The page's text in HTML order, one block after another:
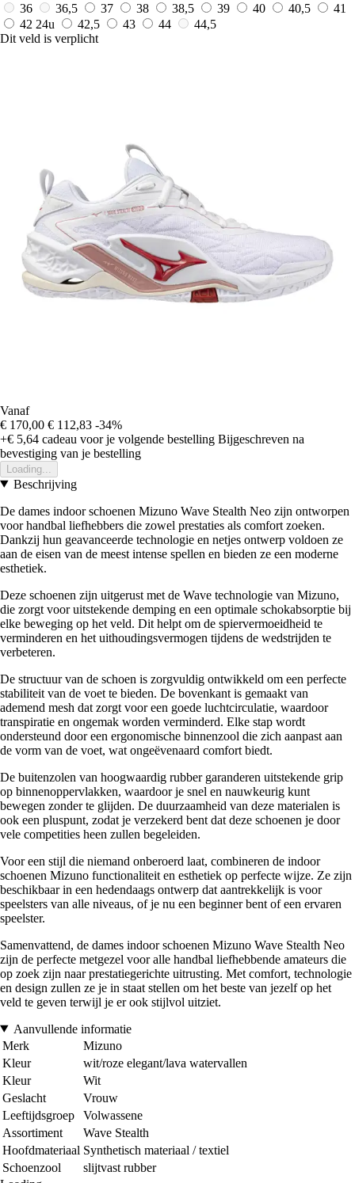
36
36,5 37 38 38,5 39 40 40,5
41
42 24u 42,5 43 44
44,5
Dit veld is verplicht
Vanaf
€ 170,00 € 112,83 -34%
+€ 5,64 cadeau voor je volgende bestelling Bijgeschreven na
bevestiging van je bestelling
Loading...
Beschrijving
De dames indoor schoenen Mizuno Wave Stealth Neo zijn ontworpen
voor handbal liefhebbers die zowel prestaties als comfort zoeken.
Dankzij hun geavanceerde technologie en netjes ontwerp voldoen ze
aan de eisen van de meest intense spellen en bieden ze een moderne
esthetiek.
Deze schoenen zijn uitgerust met de Wave technologie van Mizuno,
die zorgt voor uitstekende demping en een optimale schokabsorptie bij
elke beweging op het veld. Dit helpt om de spiervermoeidheid te
verminderen en het uithoudingsvermogen tijdens de wedstrijden te
verbeteren.
De structuur van de schoen is zorgvuldig ontwikkeld om een perfecte
stabiliteit van de voet te bieden. De bovenkant is gemaakt van
ademend mesh dat zorgt voor een goede luchtcirculatie, waardoor
transpiratie en ongemak worden verminderd. Elke stap wordt
ondersteund door een ergonomische binnenzool die zich aanpast aan
de vorm van de voet, wat ongeëvenaard comfort biedt.
De buitenzolen van hoogwaardig rubber garanderen uitstekende grip
op binnenoppervlakken, waardoor je snel en nauwkeurig kunt
bewegen zonder te glijden. De duurzaamheid van deze materialen is
ook een pluspunt, zodat je verzekerd bent dat deze schoenen je door
vele competities heen zullen begeleiden.
Voor een stijl die niemand onberoerd laat, combineren de indoor
schoenen Mizuno functionaliteit en esthetiek op perfecte wijze. Ze zijn
beschikbaar in een hedendaags ontwerp dat aantrekkelijk is voor
speelsters van alle niveaus, of je nu een beginner bent of een ervaren
speelster.
Samenvattend, de dames indoor schoenen Mizuno Wave Stealth Neo
zijn de perfecte metgezel voor alle handbal liefhebbende amateurs die
op zoek zijn naar prestatiegerichte uitrusting. Met comfort, technologie
en design zullen ze je in staat stellen om het beste van jezelf op het
veld te geven terwijl je er ook stijlvol uitziet.
Aanvullende informatie
Merk
Mizuno
Kleur
wit/roze elegant/lava watervallen
Kleur
Wit
Geslacht
Vrouw
Leeftijdsgroep
Volwassene
Assortiment
Wave Stealth
Hoofdmateriaal Synthetisch materiaal / textiel
Schoenzool
slijtvast rubber